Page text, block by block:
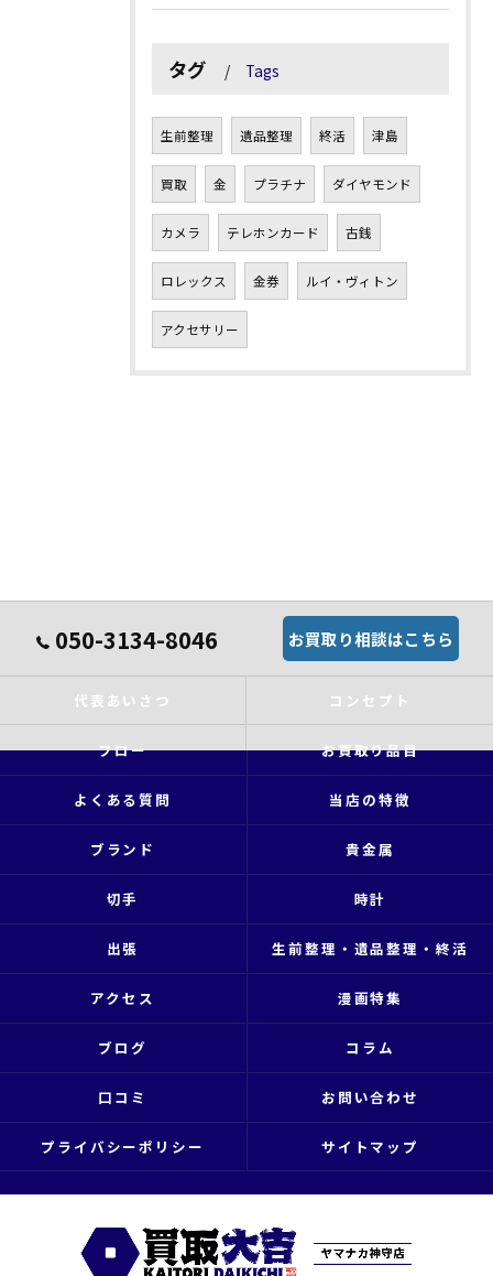
タグ Tags
生前整理 遺品整理 終活 津島
買取 金 プラチナ ダイヤモンド
カメラ テレホンカード 古銭
ロレックス 金券 ルイ・ヴィトン
アクセサリー
050-3134-8046 お買取り相談はこちら
代表あいさつ コンセプト
フロー お買取り品目
よくある質問 当店の特徴
ブランド 貴金属
切手 時計
出張 生前整理・遺品整理・終活
アクセス 漫画特集
ブログ コラム
口コミ お問い合わせ
プライバシーポリシー サイトマップ